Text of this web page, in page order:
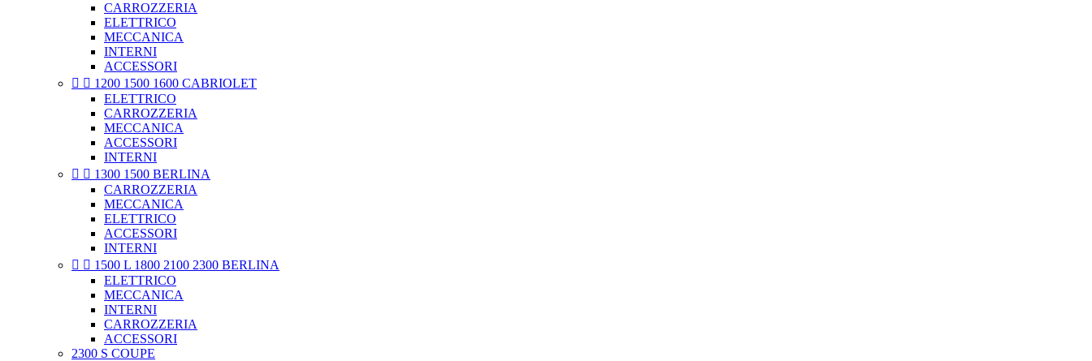
CARROZZERIA
ELETTRICO
MECCANICA
INTERNI
ACCESSORI
  1200 1500 1600 CABRIOLET
ELETTRICO
CARROZZERIA
MECCANICA
ACCESSORI
INTERNI
  1300 1500 BERLINA
CARROZZERIA
MECCANICA
ELETTRICO
ACCESSORI
INTERNI
  1500 L 1800 2100 2300 BERLINA
ELETTRICO
MECCANICA
INTERNI
CARROZZERIA
ACCESSORI
2300 S COUPE